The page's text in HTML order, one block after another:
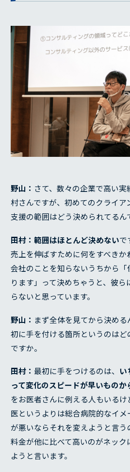
野山： さて、数々の企業で高い
村さんですが、初めてのクライア
支援の範囲はどう決められてるん
田村：範囲はほとんど決めないで
売上を伸ばすために何をすべきか
会社のことを知らないうちから
ります」って決めちゃうと、彼
らないと思っています。
野山： まず全体を見てから決め
初に手を付ける箇所というのは
ですか。
田村： 最初に手をつけるのは、 い
って変化のスピードが早いものか
をお医者さんに例える人もいる
医というよりは総合病院的なイ
が悪いならそれを変えようと言
料金が他に比べて高いのがネッ
ようと言います。